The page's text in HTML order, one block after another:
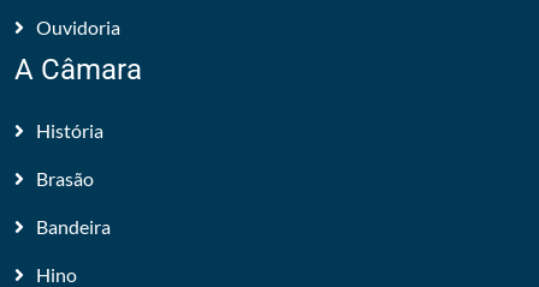
Ouvidoria
A Câmara
História
Brasão
Bandeira
Hino